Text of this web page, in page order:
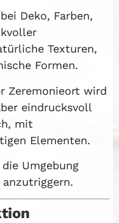
Deko, Farben,
Texturen,
Formen.
Zeremonieort wird
eindrucksvoll
mit
Elementen.
Umgebung